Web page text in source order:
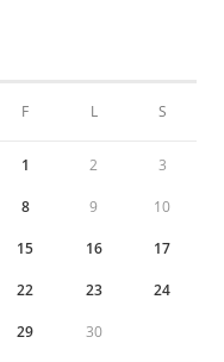
F L S
1 2 3
8 9 10
15 16 17
22 23 24
29 30